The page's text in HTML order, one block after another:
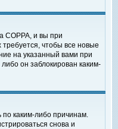
COPPA, и вы при
чтобы все новые
на указанный вами при
он заблокирован каким-
каким-либо причинам.
снова и